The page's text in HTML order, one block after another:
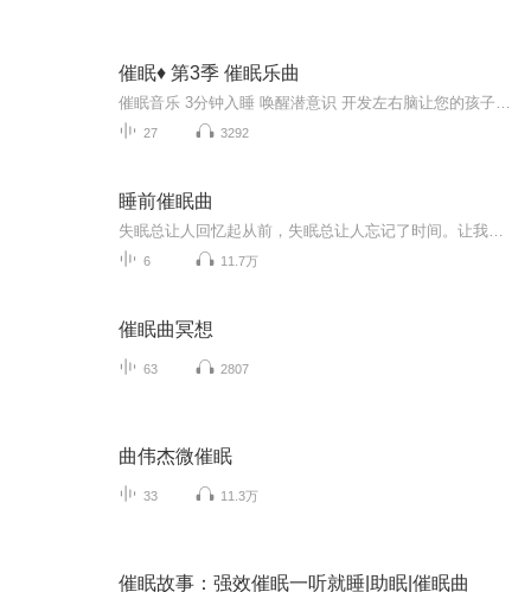
催眠♦️ 第3季 催眠乐曲
27 3292
睡前催眠曲
6 11.7万
催眠曲冥想
63 2807
曲伟杰微催眠
33 11.3万
催眠故事：强效催眠一听就睡|助眠|催眠曲